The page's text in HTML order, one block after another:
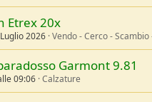
Etrex 20x
2026 Vendo - Cerco - Scambio
Garmont 9.81
09:06 Calzature